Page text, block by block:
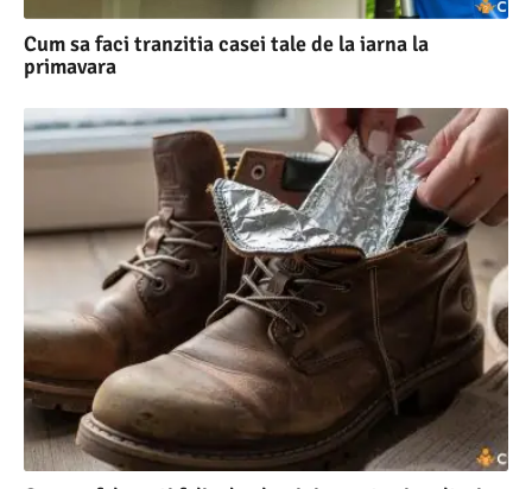
Cum sa faci tranzitia casei tale de la iarna la
primavara